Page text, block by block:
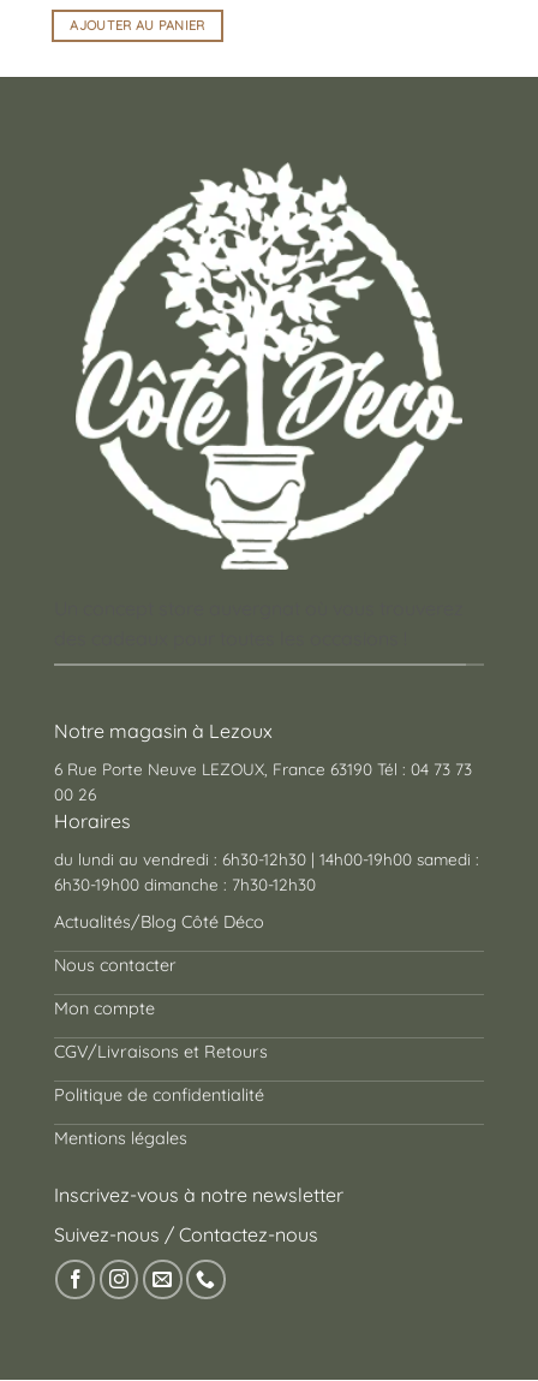
AJOUTER AU PANIER
Notre magasin à Lezoux
6 Rue Porte Neuve LEZOUX, France 63190 Tél : 04 73 73
00 26
Horaires
du lundi au vendredi : 6h30-12h30 | 14h00-19h00 samedi :
6h30-19h00 dimanche : 7h30-12h30
Actualités/Blog Côté Déco
Nous contacter
Mon compte
CGV/Livraisons et Retours
Politique de confidentialité
Mentions légales
Inscrivez-vous à notre newsletter
Suivez-nous / Contactez-nous